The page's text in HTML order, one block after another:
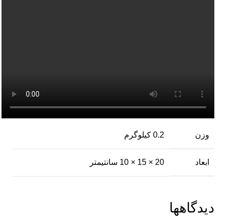
وزن 0.2 کیلوگرم
ابعاد 20 × 15 × 10 سانتیمتر
دیدگاهها